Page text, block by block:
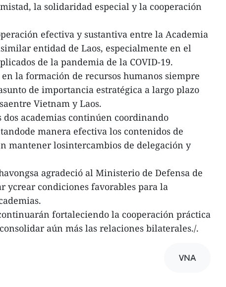
la solidaridad especial y la cooperación
efectiva y sustantiva entre la Academia
entidad de Laos, especialmente en el
de la pandemia de la COVID-19.
la formación de recursos humanos siempre
de importancia estratégica a largo plazo
Vietnam y Laos.
academias continúen coordinando
manera efectiva los contenidos de
mantener losintercambios de delegación y
agradeció al Ministerio de Defensa de
ycrear condiciones favorables para la
fortaleciendo la cooperación práctica
aún más las relaciones bilaterales./.
VNA